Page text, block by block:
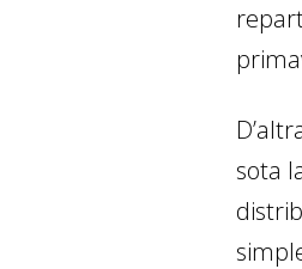
sota